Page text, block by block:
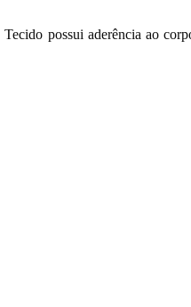
possui aderência ao